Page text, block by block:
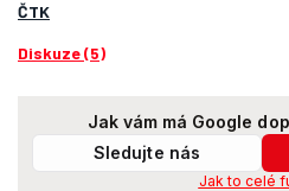
ČTK
Diskuze (5)
Jak vám má Google
Sledujte nás
Jak to celé